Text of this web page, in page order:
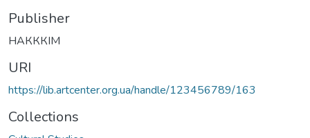
Publisher
НАКККІМ
URI
https://lib.artcenter.org.ua/handle/123456789/163
Collections